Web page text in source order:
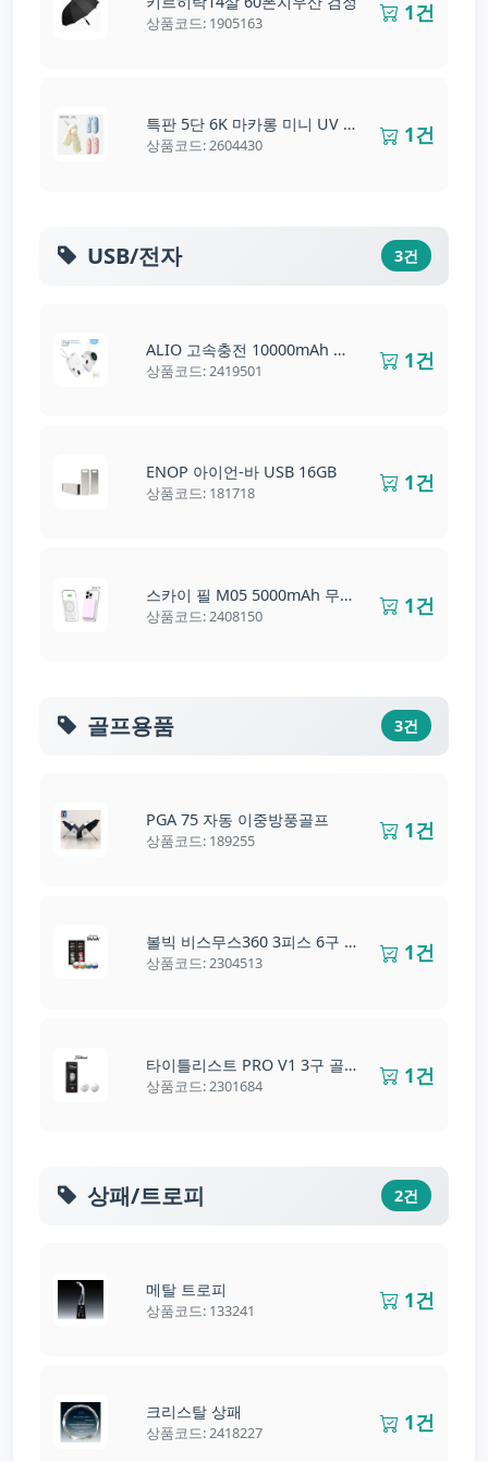
상품코드: 1905163 1건
특판 5단 6K 마카롱 미니 UV 양우산
상품코드: 2604430 1건
USB/전자 3건
ALIO 고속충전 10000mAh 보조배터리(워치공용충전)
상품코드: 2419501 1건
ENOP 아이언-바 USB 16GB
상품코드: 181718 1건
스카이 필 M05 5000mAh 무선충전 보조배터리
상품코드: 2408150 1건
골프용품 3건
PGA 75 자동 이중방풍골프
상품코드: 189255 1건
볼빅 비스무스360 3피스 6구 골프공
상품코드: 2304513 1건
타이틀리스트 PRO V1 3구 골프공
상품코드: 2301684 1건
상패/트로피 2건
메탈 트로피
상품코드: 133241 1건
크리스탈 상패
상품코드: 2418227 1건